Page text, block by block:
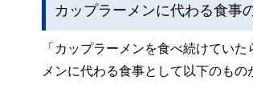
カップラーメンに代わる食事
「カップラーメンを食べ続けてい
メンに代わる食事として以下のもの